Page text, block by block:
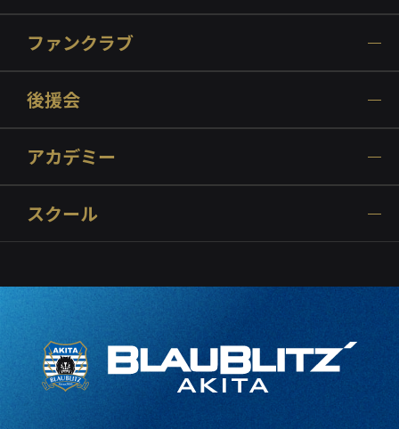
ファンクラブ
後援会
アカデミー
スクール